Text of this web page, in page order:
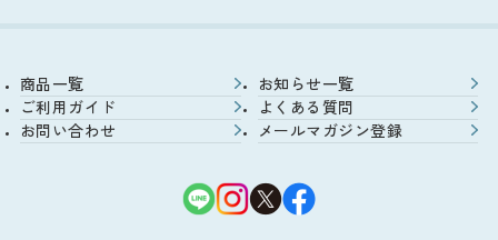
商品一覧
お知らせ一覧
ご利用ガイド
よくある質問
お問い合わせ
メールマガジン登録